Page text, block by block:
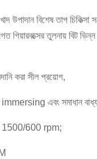
উপাদান বিশেষ তাপ চিকিত্সা
গিয়ারবক্সের তুলনায় বিট
করা সীল প্রয়োগ,
এবং সমাধান বাধ্য
1500/600 rpm;